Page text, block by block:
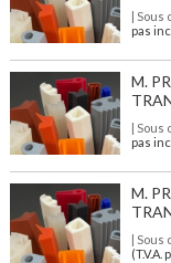
|
pas
M.
|
pas
M.
|